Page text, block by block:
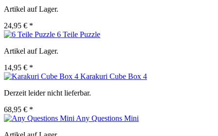
Artikel auf Lager.
24,95 € *
6 Teile Puzzle
Artikel auf Lager.
14,95 € *
Karakuri Cube Box 4
Derzeit leider nicht lieferbar.
68,95 € *
Any Questions Mini